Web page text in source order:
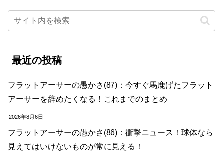
最近の投稿
フラットアーサーの愚かさ(87)：今すぐ馬鹿げたフラット
アーサーを辞めたくなる！これまでのまとめ
2026年8月6日
フラットアーサーの愚かさ(86)：衝撃ニュース！球体なら
見えてはいけないものが常に見える！